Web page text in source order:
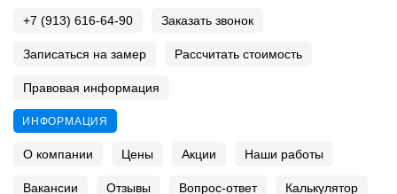
+7 (913) 616-64-90
Заказать звонок
Записаться на замер Рассчитать стоимость
Правовая информация
ИНФОРМАЦИЯ
О компании Цены Акции Наши работы
Вакансии Отзывы Вопрос-ответ Калькулятор